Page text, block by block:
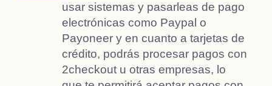
usar sistemas y pasarleas de pago
electrónicas como Paypal o
Payoneer y en cuanto a tarjetas de
crédito, podrás procesar pagos con
2checkout u otras empresas, lo